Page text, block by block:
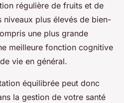
régulière de fruits et de
niveaux plus élevés de bien-
une plus grande
meilleure fonction cognitive
vie en général.
équilibrée peut donc
la gestion de votre santé